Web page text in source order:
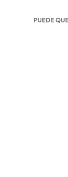
PUEDE